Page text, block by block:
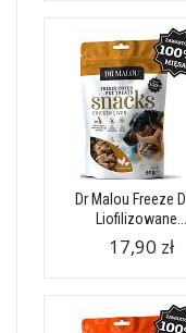
Dr Malou Freeze
Liofilizowane...
17,90 zł